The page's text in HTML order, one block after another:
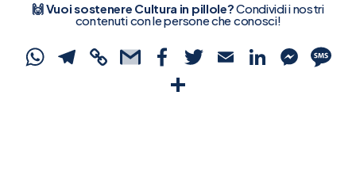
🙌 Vuoi sostenere Cultura in pillole?Condividi i nostri
contenuti con le persone che conosci!
WhatsApp
Telegram
CopyGmailFacebook
Twitter
Email